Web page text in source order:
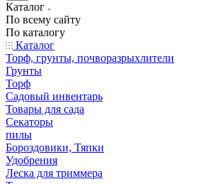
Каталог
По всему сайту
По каталогу
Каталог
Торф, грунты, почворазрыхлители
Грунты
Торф
Садовый инвентарь
Товары для сада
Секаторы
пилы
Бороздовики, Тяпки
Удобрения
Леска для триммера